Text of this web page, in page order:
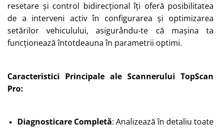
resetare și control bidirecțional îți oferă posibilitatea
de a interveni activ în configurarea și optimizarea
setărilor vehiculului, asigurându-te că mașina ta
funcționează întotdeauna în parametrii optimi.
Caracteristici Principale ale Scannerului TopScan
Pro:
Diagnosticare Completă: Analizează în detaliu toate